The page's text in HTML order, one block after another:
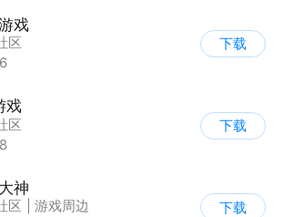
戏
区
下载
戏
区
下载
神
区
游戏周边
下载